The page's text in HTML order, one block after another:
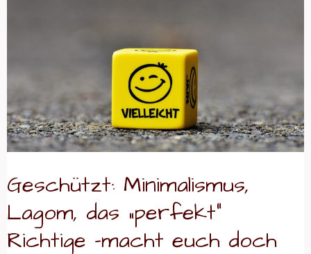
Geschützt: Minimalismus,
Lagom, das „perfekt“
Richtige –macht euch doch
–
macht
euch
nicht
verrückt!
Warum